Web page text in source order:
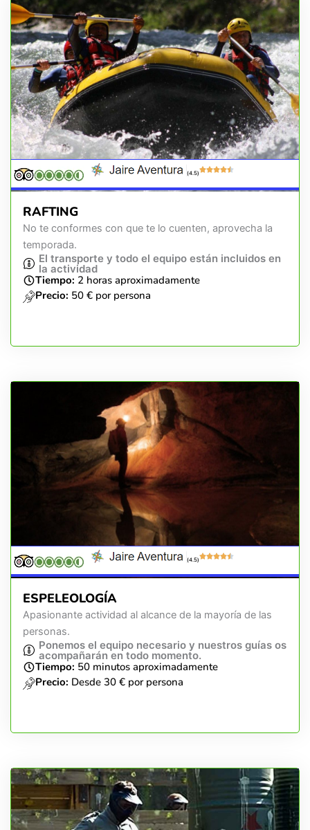
(4.5)
RAFTING
No te conformes con que te lo cuenten, aprovecha la
temporada.
El transporte y todo el equipo están incluidos en
la actividad
Tiempo: 2 horas aproximadamente
Precio: 50 € por persona
(4.5)
ESPELEOLOGÍA
Apasionante actividad al alcance de la mayoría de las
personas.
Ponemos el equipo necesario y nuestros guías os
acompañarán en todo momento.
Tiempo: 50 minutos aproximadamente
Precio: Desde 30 € por persona